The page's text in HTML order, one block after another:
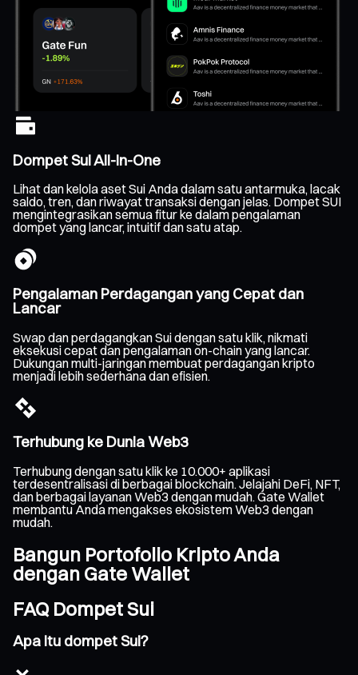
Dompet Sui All-In-One
Lihat dan kelola aset Sui Anda dalam satu antarmuka, lacak
saldo, tren, dan riwayat transaksi dengan jelas. Dompet SUI
mengintegrasikan semua fitur ke dalam pengalaman
dompet yang lancar, intuitif dan satu atap.
Pengalaman Perdagangan yang Cepat dan
Lancar
Swap dan perdagangkan Sui dengan satu klik, nikmati
eksekusi cepat dan pengalaman on-chain yang lancar.
Dukungan multi-jaringan membuat perdagangan kripto
menjadi lebih sederhana dan efisien.
Terhubung ke Dunia Web3
Terhubung dengan satu klik ke 10.000+ aplikasi
terdesentralisasi di berbagai blockchain. Jelajahi DeFi, NFT,
dan berbagai layanan Web3 dengan mudah. Gate Wallet
membantu Anda mengakses ekosistem Web3 dengan
mudah.
Bangun Portofolio Kripto Anda
dengan Gate Wallet
FAQ Dompet Sui
Apa itu dompet Sui?